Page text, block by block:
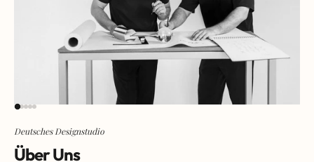
Deutsches Designstudio
Über Uns